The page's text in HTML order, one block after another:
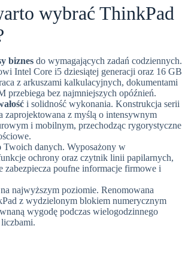
wybrać ThinkPad
biznes do wymagających zadań codziennych.
Intel Core i5 dziesiątej generacji oraz 16 GB
z arkuszami kalkulacyjnych, dokumentami
przebiega bez najmniejszych opóźnień.
i solidność wykonania. Konstrukcja serii
zaprojektowana z myślą o intensywnym
i mobilnym, przechodząc rygorystyczne
Twoich danych. Wyposażony w
ochrony oraz czytnik linii papilarnych,
zabezpiecza poufne informacje firmowe i
na najwyższym poziomie. Renomowana
z wydzielonym blokiem numerycznym
wygodę podczas wielogodzinnego